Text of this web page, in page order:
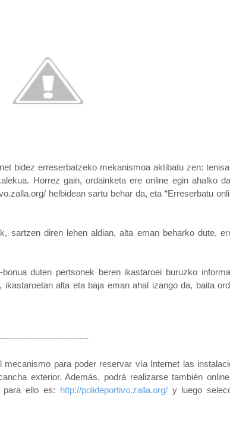
bidez erreserbatzeko mekanismoa aktibatu zen:
Horrez gain, ordainketa ere online egin ahalko
helbidean sartu behar da, eta “Erreserbatu
sartzen diren lehen aldian, alta eman beharko dute,
duten pertsonek beren ikastaroei buruzko
alta eta baja eman ahal izango da, baita
para poder reservar vía Internet las
exterior. Además, podrá realizarse también
para ello es: http://polideportivo.zalla.org/y luego